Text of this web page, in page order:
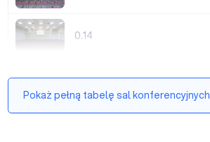
0.14
0.14
Pokaż pełną tabelę sal konferencyjnych